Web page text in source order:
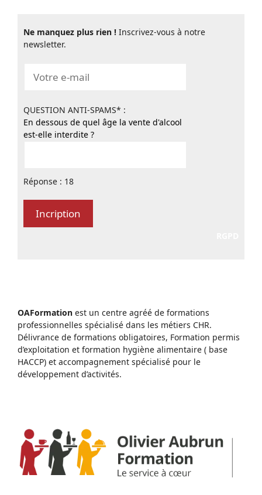
Ne manquez plus rien ! Inscrivez-vous à notre
newsletter.
QUESTION ANTI-SPAMS* :
En dessous de quel âge la vente d'alcool
est-elle interdite ?
Réponse : 18
OAFormation est un centre agréé de formations
professionnelles spécialisé dans les métiers CHR.
Délivrance de formations obligatoires, Formation permis
d’exploitation et formation hygiène alimentaire ( base
HACCP) et accompagnement spécialisé pour le
développement d’activités.